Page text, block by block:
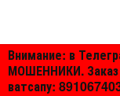
Внимание: в
МОШЕННИКИ. Заказ
ватсапу: